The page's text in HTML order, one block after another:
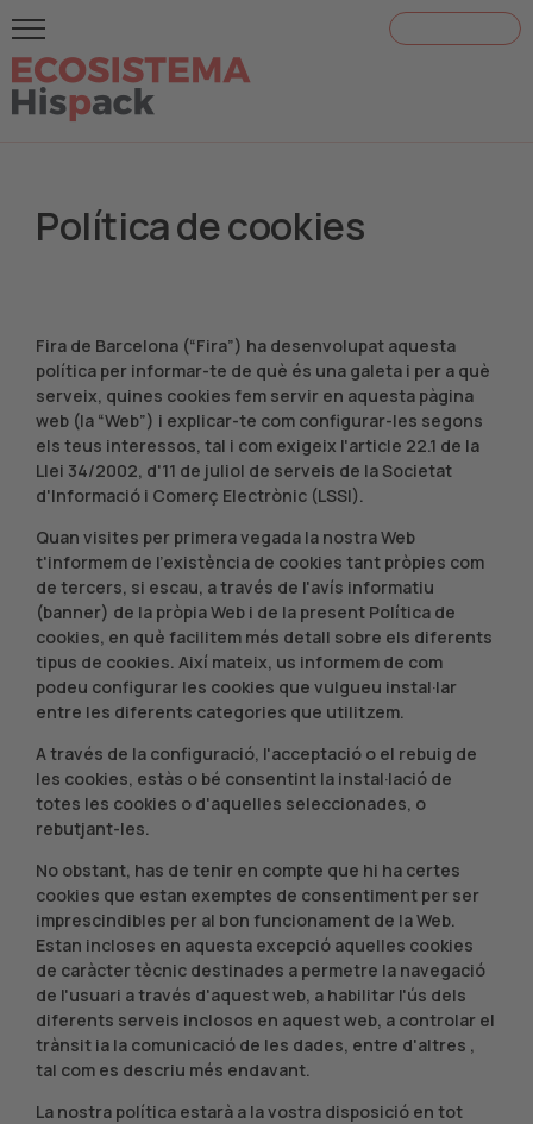
Política de cookies
Fira de Barcelona (“Fira”) ha desenvolupat aquesta
política per informar-te de què és una galeta i per a què
serveix, quines cookies fem servir en aquesta pàgina
web (la “Web”) i explicar-te com configurar-les segons
els teus interessos, tal i com exigeix ​​l'article 22.1 de la
Llei 34/2002, d'11 de juliol de serveis de la Societat
d'Informació i Comerç Electrònic (LSSI).
Quan visites per primera vegada la nostra Web
t'informem de l'existència de cookies tant pròpies com
de tercers, si escau, a través de l'avís informatiu
(banner) de la pròpia Web i de la present Política de
cookies, en què facilitem més detall sobre els diferents
tipus de cookies. Així mateix, us informem de com
podeu configurar les cookies que vulgueu instal·lar
entre les diferents categories que utilitzem.
A través de la configuració, l'acceptació o el rebuig de
les cookies, estàs o bé consentint la instal·lació de
totes les cookies o d'aquelles seleccionades, o
rebutjant-les.
No obstant, has de tenir en compte que hi ha certes
cookies que estan exemptes de consentiment per ser
imprescindibles per al bon funcionament de la Web.
Estan incloses en aquesta excepció aquelles cookies
de caràcter tècnic destinades a permetre la navegació
de l'usuari a través d'aquest web, a habilitar l'ús dels
diferents serveis inclosos en aquest web, a controlar el
trànsit ia la comunicació de les dades, entre d'altres ,
tal com es descriu més endavant.
La nostra política estarà a la vostra disposició en tot